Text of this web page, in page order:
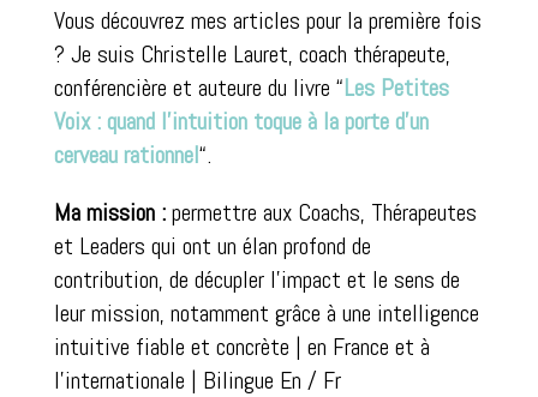
Vous découvrez mes articles pour la première fois
? Je suis Christelle Lauret, coach thérapeute,
conférencière et auteure du livre “Les Petites
Voix : quand l’intuition toque à la porte d’un
cerveau rationnel“.
Ma mission : permettre aux Coachs, Thérapeutes
et Leaders qui ont un élan profond de
contribution, de décupler l’impact et le sens de
leur mission, notamment grâce à une intelligence
intuitive fiable et concrète | en France et à
l’internationale | Bilingue En / Fr